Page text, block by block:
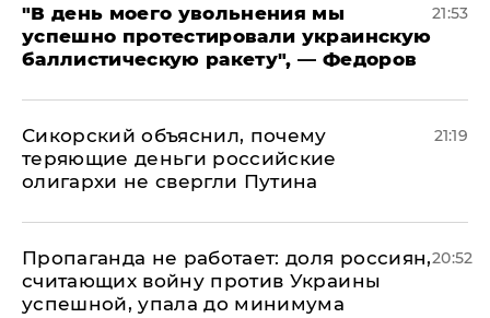
​"В день моего увольнения мы
успешно протестировали украинскую
баллистическую ракету", — Федоров
21:53
Сикорский объяснил, почему
теряющие деньги российские
олигархи не свергли Путина
21:19
​Пропаганда не работает: доля россиян,
считающих войну против Украины
успешной, упала до минимума
20:52